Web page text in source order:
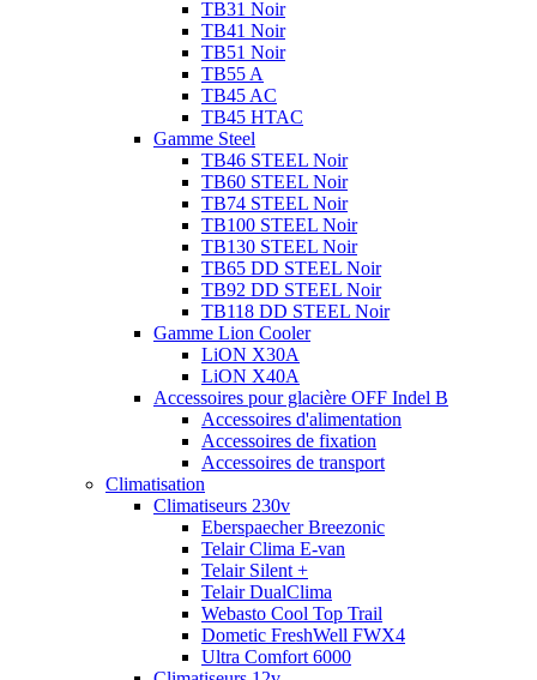
TB31 Noir
TB41 Noir
TB51 Noir
TB55 A
TB45 AC
TB45 HTAC
Gamme Steel
TB46 STEEL Noir
TB60 STEEL Noir
TB74 STEEL Noir
TB100 STEEL Noir
TB130 STEEL Noir
TB65 DD STEEL Noir
TB92 DD STEEL Noir
TB118 DD STEEL Noir
Gamme Lion Cooler
LiON X30A
LiON X40A
Accessoires pour glacière OFF Indel B
Accessoires d'alimentation
Accessoires de fixation
Accessoires de transport
Climatisation
Climatiseurs 230v
Eberspaecher Breezonic
Telair Clima E-van
Telair Silent +
Telair DualClima
Webasto Cool Top Trail
Dometic FreshWell FWX4
Ultra Comfort 6000